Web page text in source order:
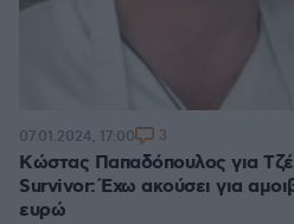
Κώστας Παπαδόπουλος για
Survivor: Έχω ακούσει για
ευρώ
07.01.2024, 17:00 3